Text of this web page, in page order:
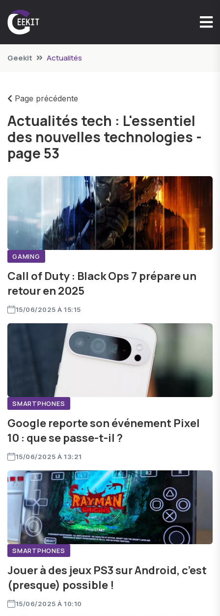
Geekit Actualités
Page précédente
Actualités tech : L'essentiel
des nouvelles technologies -
page 53
GAMING
Call of Duty : Black Ops 7 prépare un
retour en 2025
15/06/2025 À 15:15
SMARTPHONES
Google reporte son événement Pixel
10 : que se passe-t-il ?
15/06/2025 À 13:21
SMARTPHONES
Jouer à des jeux PS3 sur Android, c’est
(presque) possible !
15/06/2025 À 10:10